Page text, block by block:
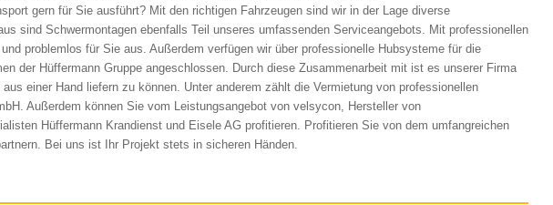
gern für Sie ausführt? Mit den richtigen Fahrzeugen sind wir in der Lage diverse
sind Schwermontagen ebenfalls Teil unseres umfassenden Serviceangebots. Mit professionellen
problemlos für Sie aus. Außerdem verfügen wir über professionelle Hubsysteme für die
der Hüffermann Gruppe angeschlossen. Durch diese Zusammenarbeit mit ist es unserer Firma
einer Hand liefern zu können. Unter anderem zählt die Vermietung von professionellen
Außerdem können Sie vom Leistungsangebot von velsycon, Hersteller von
Hüffermann Krandienst und Eisele AG profitieren. Profitieren Sie von dem umfangreichen
Bei uns ist Ihr Projekt stets in sicheren Händen.